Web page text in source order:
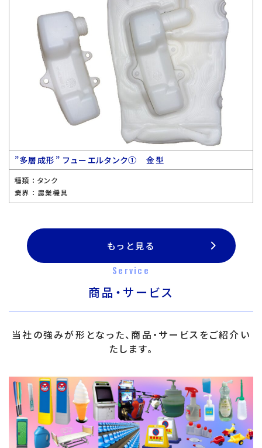
”多層成形” フューエルタンク① 金型
種類 ： タンク
業界 ： 農業機具
もっと見る
Service
商品・サービス
当社の強みが形となった、商品・サービスをご紹介い
たします。